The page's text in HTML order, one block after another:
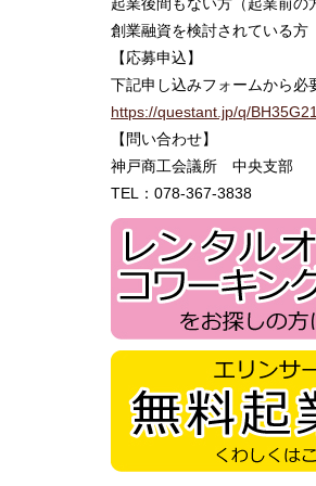
創業融資を検討されている方
【応募申込】
下記申し込みフォームから必
https://questant.jp/q/
【問い合わせ】
神戸商工会議所 中央支部
TEL：078-367-3838